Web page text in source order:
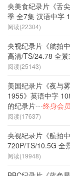
央美食纪录片《舌
季 全7集 汉语中字
阅读(22304)
央视纪录片《航拍
高清/TS/24.78 全
阅读(25143)
美国纪录片《夜与
1955》英语中字
的纪录片---终身会
阅读(17637)
央视纪录片《航拍
720P/TS/10.5G 全
阅读(19948)